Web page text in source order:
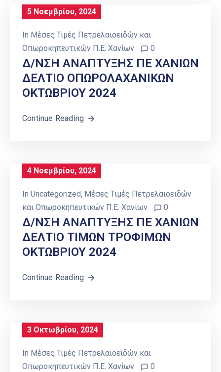
5 Νοεμβρίου, 2024
In Μέσες Τιμές Πετρελαιοειδών και
Οπωροκηπευτικών Π.Ε. Χανίων
0
Δ/ΝΣΗ ΑΝΑΠΤΥΞΗΣ ΠΕ ΧΑΝΙΩΝ
ΔΕΛΤΙΟ ΟΠΩΡΟΛΑΧΑΝΙΚΩΝ
ΟΚΤΩΒΡΙΟΥ 2024
Continue Reading
4 Νοεμβρίου, 2024
In Uncategorized‚ Μέσες Τιμές Πετρελαιοειδών
και Οπωροκηπευτικών Π.Ε. Χανίων
0
Δ/ΝΣΗ ΑΝΑΠΤΥΞΗΣ ΠΕ ΧΑΝΙΩΝ
ΔΕΛΤΙΟ ΤΙΜΩΝ ΤΡΟΦΙΜΩΝ
ΟΚΤΩΒΡΙΟΥ 2024
Continue Reading
3 Οκτωβρίου, 2024
In Μέσες Τιμές Πετρελαιοειδών και
Οπωροκηπευτικών Π.Ε. Χανίων
0